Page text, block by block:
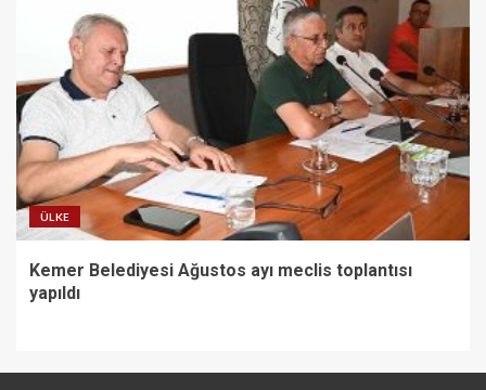
ÜLKE
Kemer Belediyesi Ağustos ayı meclis toplantısı
yapıldı